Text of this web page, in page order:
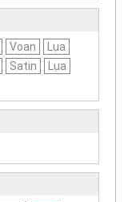
Voan
Lụa
Satin
Lụa